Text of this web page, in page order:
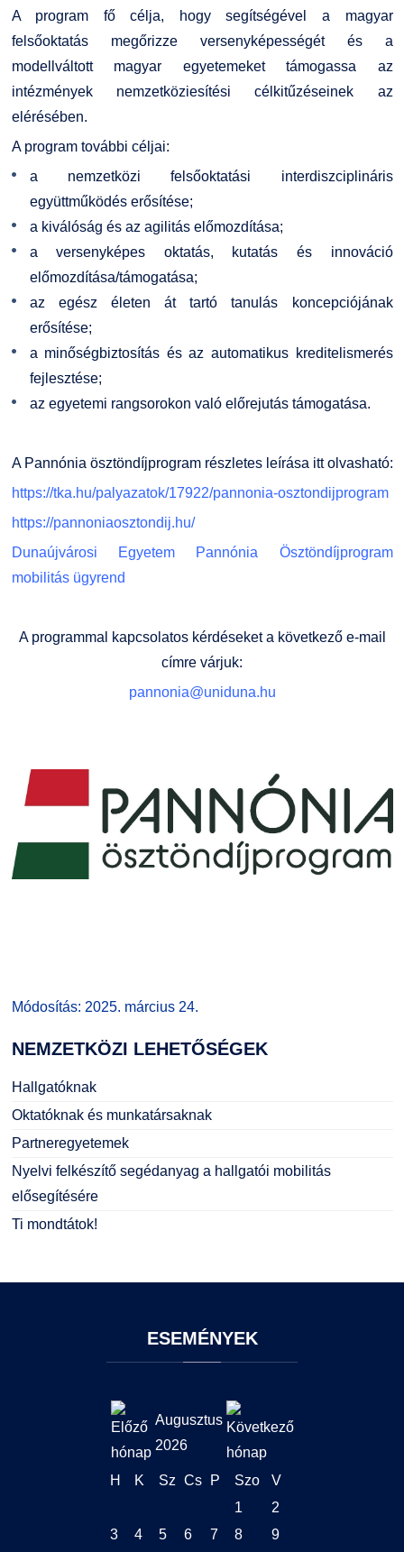
Kapcsolat
TDK/Tehetségnap
Képzési Életpályamodell
Atomerőművi Képzési Bázis
A program fő célja, hogy segítségével a magyar
felsőoktatás megőrizze versenyképességét és a
modellváltott magyar egyetemeket támogassa az
intézmények nemzetköziesítési célkitűzéseinek az
elérésében.
A program további céljai:
a nemzetközi felsőoktatási interdiszciplináris
együttműködés erősítése;
a kiválóság és az agilitás előmozdítása;
a versenyképes oktatás, kutatás és innováció
előmozdítása/támogatása;
az egész életen át tartó tanulás koncepciójának
erősítése;
a minőségbiztosítás és az automatikus kreditelismerés
fejlesztése;
az egyetemi rangsorokon való előrejutás támogatása.
A Pannónia ösztöndíjprogram részletes leírása itt olvasható:
https://tka.hu/palyazatok/17922/pannonia-osztondijprogram
https://pannoniaosztondij.hu/
Dunaújvárosi Egyetem Pannónia Ösztöndíjprogram
mobilitás ügyrend
A programmal kapcsolatos kérdéseket a következő e-mail
címre várjuk:
pannonia@uniduna.hu
Módosítás: 2025. március 24.
NEMZETKÖZI LEHETŐSÉGEK
Hallgatóknak
Oktatóknak és munkatársaknak
Partneregyetemek
Nyelvi felkészítő segédanyag a hallgatói mobilitás
elősegítésére
Ti mondtátok!
ESEMÉNYEK
Augusztus
2026
H K Sz Cs P Szo
V
1
2
3
4 5 6 7 8
9